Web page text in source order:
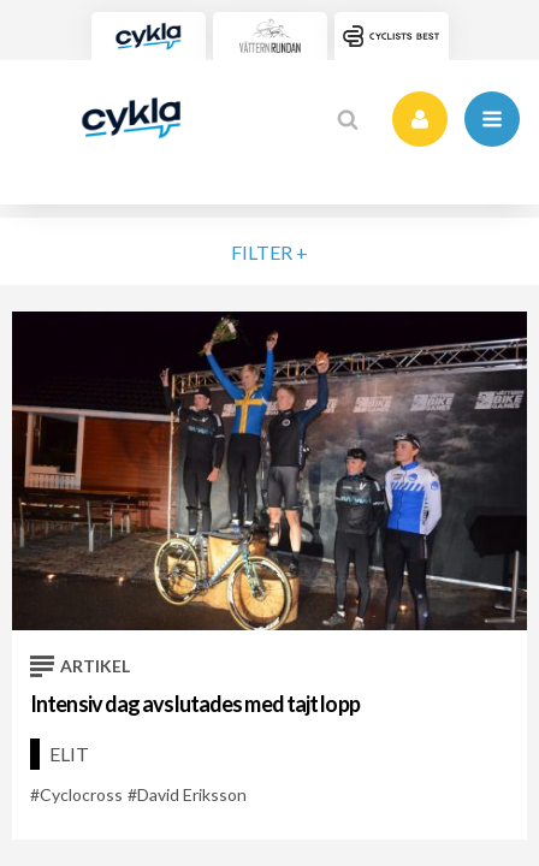
FILTER +
MOTION NYBÖRJARE
POPULÄRA TAGGAR
Vätternrundan
Motionslopp
Cykling
Cykelveckan 2025
MTB
Träning
Vättern Bike Games
MTB-Lopp
Cykelveckan 2021
Cykelveckan 2026
David Eriksson
SORTERA PÅ
ARTIKEL
Intensiv dag avslutades med tajt lopp
ELIT
Cyclocross David Eriksson